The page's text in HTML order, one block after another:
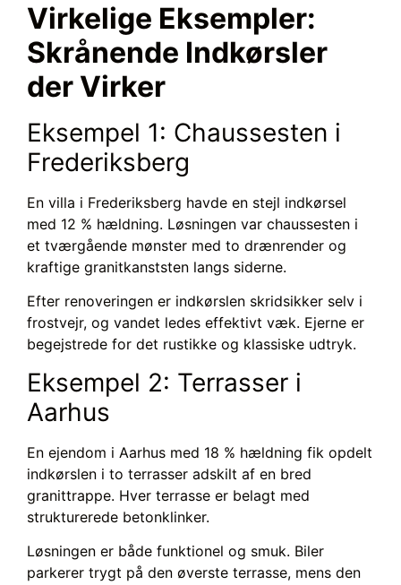
Virkelige Eksempler:
Skrånende Indkørsler
der Virker
Eksempel 1: Chaussesten i
Frederiksberg
En villa i Frederiksberg havde en stejl indkørsel
med 12 % hældning. Løsningen var chaussesten i
et tværgående mønster med to drænrender og
kraftige granitkanststen langs siderne.
Efter renoveringen er indkørslen skridsikker selv i
frostvejr, og vandet ledes effektivt væk. Ejerne er
begejstrede for det rustikke og klassiske udtryk.
Eksempel 2: Terrasser i
Aarhus
En ejendom i Aarhus med 18 % hældning fik opdelt
indkørslen i to terrasser adskilt af en bred
granittrappe. Hver terrasse er belagt med
strukturerede betonklinker.
Løsningen er både funktionel og smuk. Biler
parkerer trygt på den øverste terrasse, mens den